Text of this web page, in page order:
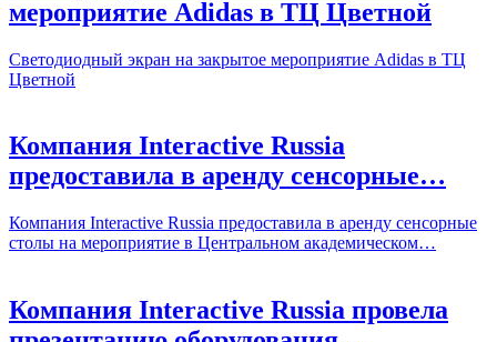
мероприятие Adidas в ТЦ Цветной
Светодиодный экран на закрытое мероприятие Adidas в ТЦ
Цветной
Компания Interactive Russia
предоставила в аренду сенсорные…
Компания Interactive Russia предоставила в аренду сенсорные
столы на мероприятие в Центральном академическом…
Компания Interactive Russia провела